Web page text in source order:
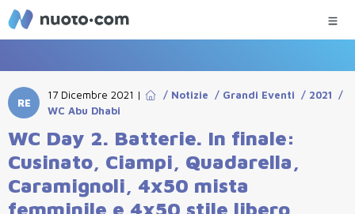
RE
17 Dicembre 2021 | / Notizie / Grandi Eventi / 2021 /
WC Abu Dhabi
WC Day 2. Batterie. In finale:
Cusinato, Ciampi, Quadarella,
Caramignoli, 4x50 mista
femminile e 4x50 stile libero